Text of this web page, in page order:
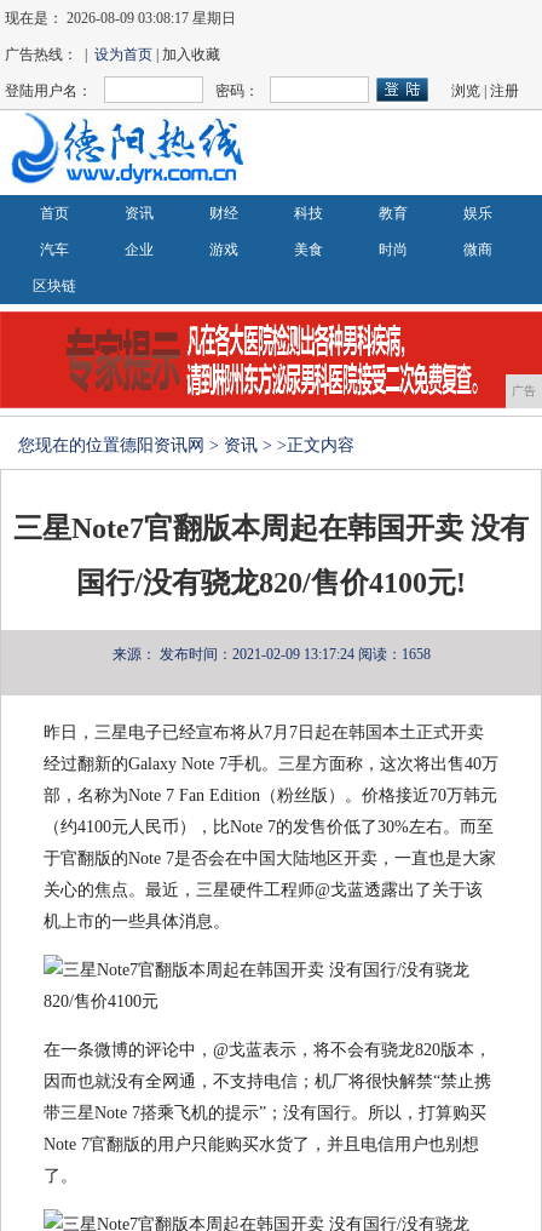
现在是：2026-08-09 03:08:17 星期日
广告热线： |设为首页 | 加入收藏
登陆用户名： 密码： 浏览 |注册
首页 资讯 财经 科技 教育 娱乐
汽车 企业 游戏 美食 时尚 微商
区块链
广告
您现在的位置德阳资讯网 > 资讯 > >正文内容
三星Note7官翻版本周起在韩国开卖 没有
国行/没有骁龙820/售价4100元!
来源： 发布时间：2021-02-09 13:17:24 阅读：1658
昨日，三星电子已经宣布将从7月7日起在韩国本土正式开卖
经过翻新的Galaxy Note 7手机。三星方面称，这次将出售40万
部，名称为Note 7 Fan Edition（粉丝版）。价格接近70万韩元
（约4100元人民币），比Note 7的发售价低了30%左右。而至
于官翻版的Note 7是否会在中国大陆地区开卖，一直也是大家
关心的焦点。最近，三星硬件工程师@戈蓝透露出了关于该
机上市的一些具体消息。
在一条微博的评论中，@戈蓝表示，将不会有骁龙820版本，
因而也就没有全网通，不支持电信；机厂将很快解禁“禁止携
带三星Note 7搭乘飞机的提示”；没有国行。所以，打算购买
Note 7官翻版的用户只能购买水货了，并且电信用户也别想
了。